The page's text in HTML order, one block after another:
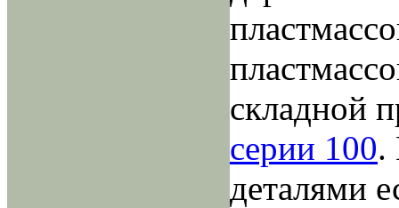
складной
серии 100.
деталями